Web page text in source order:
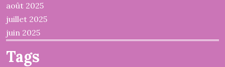
août 2025
juillet 2025
juin 2025
Tags